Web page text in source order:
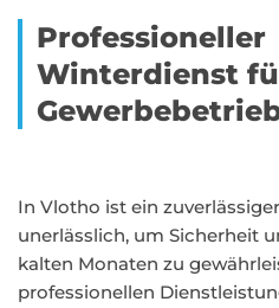
Professioneller
Winterdienst
In Vlotho ist ein
unerlässlich, um Sicherheit
kalten Monaten zu
professionellen